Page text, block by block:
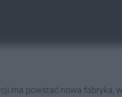
ma powstać nowa fabryka,